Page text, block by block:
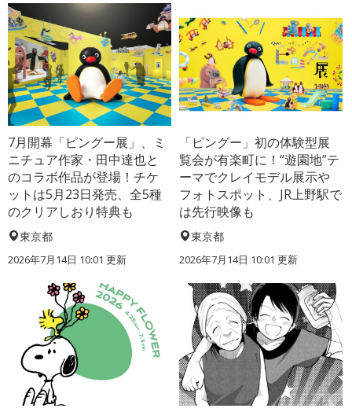
7月開幕「ピングー展」、ミ
ニチュア作家・田中達也と
のコラボ作品が登場！チケ
ットは5月23日発売、全5種
のクリアしおり特典も
東京都
2026年7月14日 10:01 更新
「ピングー」初の体験型展
覧会が有楽町に！“遊園地”テ
ーマでクレイモデル展示や
フォトスポット、JR上野駅で
は先行映像も
東京都
2026年7月14日 10:01 更新